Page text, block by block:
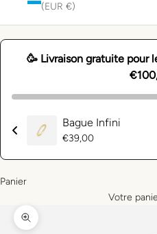
(EUR €)
🥳 Livraison gratuite pour
Bague Infini
Prix
€39,00
Panier
Votre
Zoomer sur l'image